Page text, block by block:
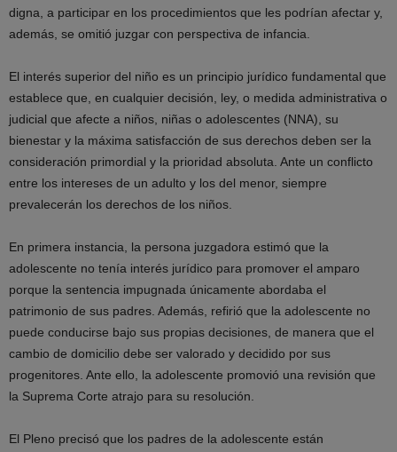
digna, a participar en los procedimientos que les podrían afectar y,
además, se omitió juzgar con perspectiva de infancia.
El interés superior del niño es un principio jurídico fundamental que
establece que, en cualquier decisión, ley, o medida administrativa o
judicial que afecte a niños, niñas o adolescentes (NNA), su
bienestar y la máxima satisfacción de sus derechos deben ser la
consideración primordial y la prioridad absoluta. Ante un conflicto
entre los intereses de un adulto y los del menor, siempre
prevalecerán los derechos de los niños.
En primera instancia, la persona juzgadora estimó que la
adolescente no tenía interés jurídico para promover el amparo
porque la sentencia impugnada únicamente abordaba el
patrimonio de sus padres. Además, refirió que la adolescente no
puede conducirse bajo sus propias decisiones, de manera que el
cambio de domicilio debe ser valorado y decidido por sus
progenitores. Ante ello, la adolescente promovió una revisión que
la Suprema Corte atrajo para su resolución.
El Pleno precisó que los padres de la adolescente están